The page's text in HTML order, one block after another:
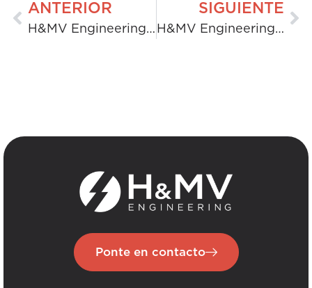
ANTERIOR
H&MV Engineering gana los premios AWS Ireland Horizon Awards
SIGUIENTE
H&MV Engineering anuncia el patrocinio de la estrella emergente del golf Mark Power
Ponte en contacto